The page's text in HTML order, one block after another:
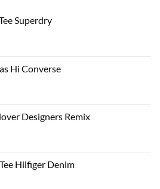
Superdry
Hi Converse
Designers Remix
Hilfiger Denim